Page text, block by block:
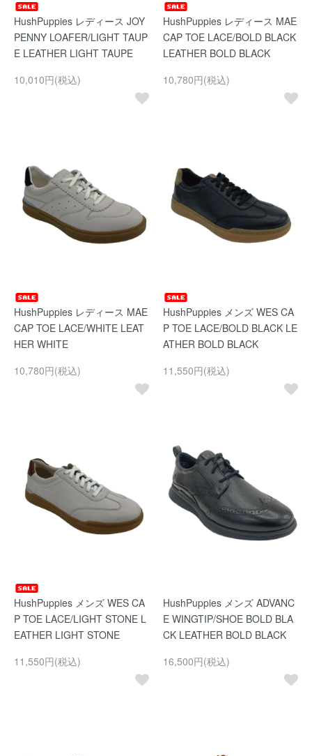
HushPuppies レディース JOY
PENNY LOAFER/LIGHT TAUP
E LEATHER LIGHT TAUPE
10,010円(税込)
HushPuppies レディース MAE
CAP TOE LACE/BOLD BLACK
LEATHER BOLD BLACK
10,780円(税込)
HushPuppies レディース MAE
CAP TOE LACE/WHITE LEAT
HER WHITE
10,780円(税込)
HushPuppies メンズ WES CA
P TOE LACE/BOLD BLACK LE
ATHER BOLD BLACK
11,550円(税込)
HushPuppies メンズ WES CA
P TOE LACE/LIGHT STONE L
EATHER LIGHT STONE
11,550円(税込)
HushPuppies メンズ ADVANC
E WINGTIP/SHOE BOLD BLA
CK LEATHER BOLD BLACK
16,500円(税込)